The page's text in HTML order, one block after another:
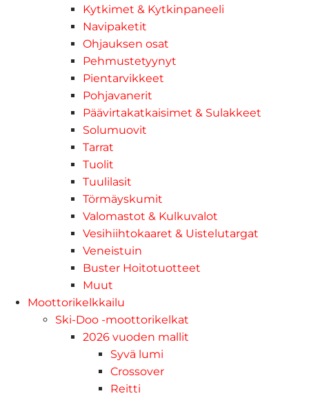
Kytkimet & Kytkinpaneeli
Navipaketit
Ohjauksen osat
Pehmustetyynyt
Pientarvikkeet
Pohjavanerit
Päävirtakatkaisimet & Sulakkeet
Solumuovit
Tarrat
Tuolit
Tuulilasit
Törmäyskumit
Valomastot & Kulkuvalot
Vesihiihtokaaret & Uistelutargat
Veneistuin
Buster Hoitotuotteet
Muut
Moottorikelkkailu
Ski-Doo -moottorikelkat
2026 vuoden mallit
Syvä lumi
Crossover
Reitti